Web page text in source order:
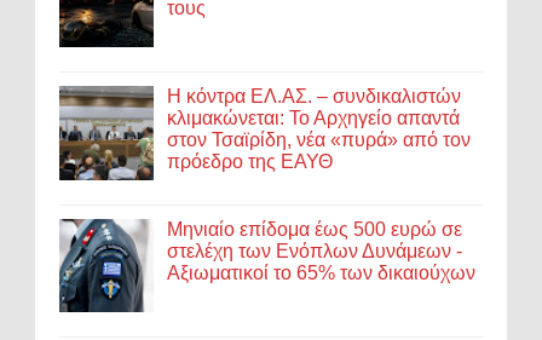
τους
Η κόντρα ΕΛ.ΑΣ. – συνδικαλιστών
κλιμακώνεται: Το Αρχηγείο απαντά
στον Τσαϊρίδη, νέα «πυρά» από τον
πρόεδρο της ΕΑΥΘ
Μηνιαίο επίδομα έως 500 ευρώ σε
στελέχη των Ενόπλων Δυνάμεων -
Αξιωματικοί το 65% των δικαιούχων